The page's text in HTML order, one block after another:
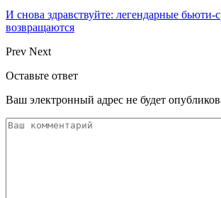
И снова здравствуйте: легендарные бьюти-
возвращаются
Prev Next
Оставьте ответ
Ваш электронный адрес не будет